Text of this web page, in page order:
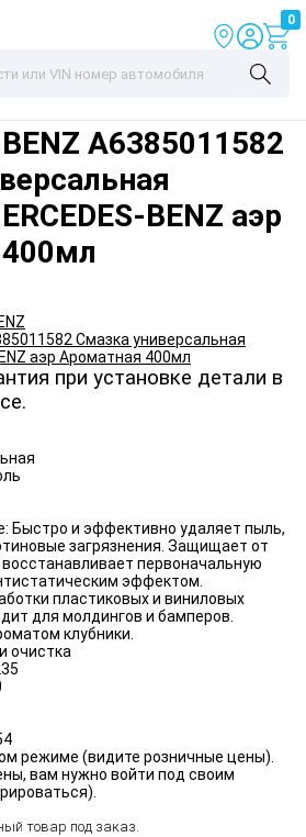
0
A6385011582
BENZ аэр
при установке детали в
Быстро и эффективно удаляет пыль,
загрязнения. Защищает от
первоначальную
эффектом.
пластиковых и виниловых
для молдингов и бамперов.
клубники.
очистка
режиме (видите розничные цены).
вам нужно войти под своим
товар под заказ.